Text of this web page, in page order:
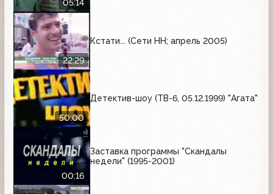
05:14
22:29
Кстати... (Сети НН; апрель 2005)
50:00
Детектив-шоу (ТВ-6, 05.12.1999) "Агата"
00:16
Заставка программы "Скандалы
недели" (1995-2001)